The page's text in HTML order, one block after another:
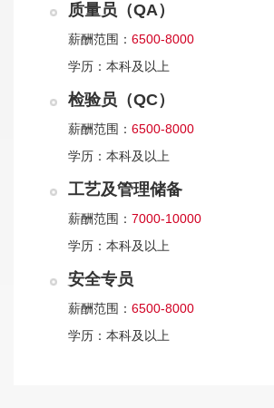
质量员（QA）
薪酬范围： 6500-8000
学历： 本科及以上
检验员（QC）
薪酬范围： 6500-8000
学历： 本科及以上
工艺及管理储备
薪酬范围： 7000-10000
学历： 本科及以上
安全专员
薪酬范围： 6500-8000
学历： 本科及以上